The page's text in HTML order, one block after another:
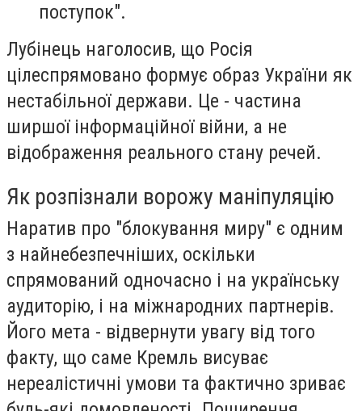
поступок".
Лубінець наголосив, що Росія
цілеспрямовано формує образ України як
нестабільної держави. Це - частина
ширшої інформаційної війни, а не
відображення реального стану речей.
Як розпізнали ворожу маніпуляцію
Наратив про "блокування миру" є одним
з найнебезпечніших, оскільки
спрямований одночасно і на українську
аудиторію, і на міжнародних партнерів.
Його мета - відвернути увагу від того
факту, що саме Кремль висуває
нереалістичні умови та фактично зриває